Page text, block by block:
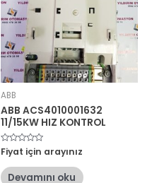
ABB
ABB ACS4010001632
11/15KW HIZ KONTROL
5
üzerinden
oy
aldı
Fiyat için arayınız
Devamını oku